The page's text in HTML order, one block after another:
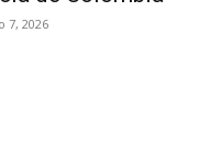
7, 2026